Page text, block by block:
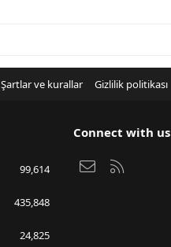
Şartlar ve kurallar Gizlilik politikası
99,614
435,848
24,825
Connect with us
Bize ulaşın